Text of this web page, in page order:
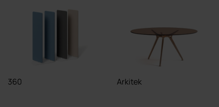
360 Arkitek